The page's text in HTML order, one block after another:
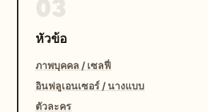
หัวข้อ
ภาพบุคคล / เซลฟี่
อินฟลูเอนเซอร์ / นางแบบ
ตัวละคร